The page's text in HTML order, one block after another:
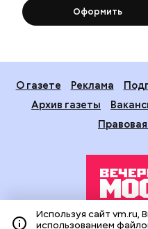
Оформить
О газете Реклама
Архив газеты
Используя сайт vm.ru,
использованием